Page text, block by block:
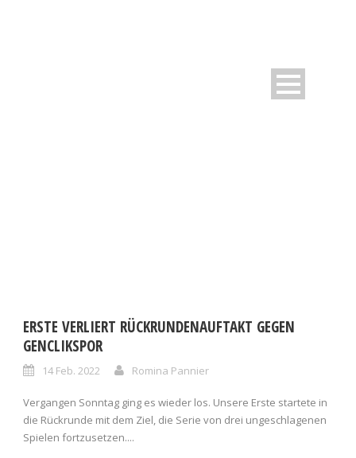
ERSTE VERLIERT RÜCKRUNDENAUFTAKT GEGEN
GENCLIKSPOR
14 Feb. 2022 Romina Pannier
Vergangen Sonntag ging es wieder los. Unsere Erste startete in
die Rückrunde mit dem Ziel, die Serie von drei ungeschlagenen
Spielen fortzusetzen....